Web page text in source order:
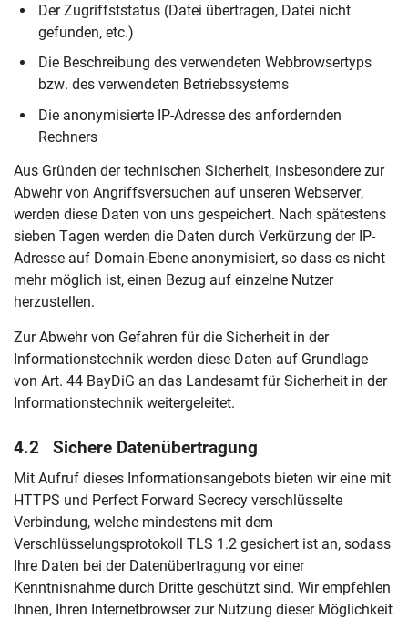
Navigation überspringen
Zur Navigation
Zum Seitenende
Der Zugriffststatus (Datei übertragen, Datei nicht
gefunden, etc.)
Die Beschreibung des verwendeten Webbrowsertyps
bzw. des verwendeten Betriebssystems
Die anonymisierte IP-Adresse des anfordernden
Rechners
Aus Gründen der technischen Sicherheit, insbesondere zur
Abwehr von Angriffsversuchen auf unseren Webserver,
werden diese Daten von uns gespeichert. Nach spätestens
sieben Tagen werden die Daten durch Verkürzung der IP-
Adresse auf Domain-Ebene anonymisiert, so dass es nicht
mehr möglich ist, einen Bezug auf einzelne Nutzer
herzustellen.
Zur Abwehr von Gefahren für die Sicherheit in der
Informationstechnik werden diese Daten auf Grundlage
von Art. 44 BayDiG an das Landesamt für Sicherheit in der
Informationstechnik weitergeleitet.
4.2 Sichere Datenübertragung
Mit Aufruf dieses Informationsangebots bieten wir eine mit
HTTPS und Perfect Forward Secrecy verschlüsselte
Verbindung, welche mindestens mit dem
Verschlüsselungsprotokoll TLS 1.2 gesichert ist an, sodass
Ihre Daten bei der Datenübertragung vor einer
Kenntnisnahme durch Dritte geschützt sind. Wir empfehlen
Ihnen, Ihren Internetbrowser zur Nutzung dieser Möglichkeit